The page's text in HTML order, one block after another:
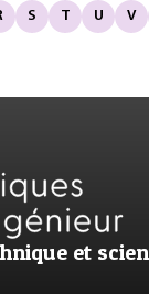
S T U V
et